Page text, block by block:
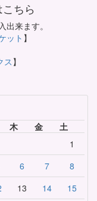
ちら
出来ます。
ット 】
ス】
木 金
土
1
6 7
8
13 14
15